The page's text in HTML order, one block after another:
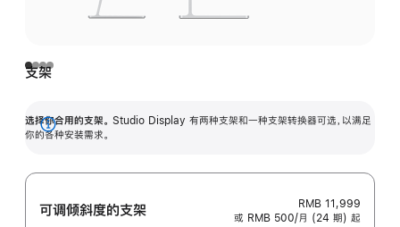
支架
选择你合用的支架。 Studio Display 有两种支架和一种支架转换器可选，以满足
你的各种安装需求。
展
可调倾斜度的支架
RMB 11,999
或 RMB 500/月 (24 期) 起